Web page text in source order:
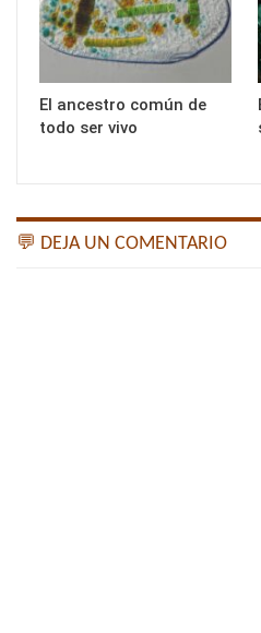
El ancestro común de
todo ser vivo
💬 DEJA UN COMENTARIO